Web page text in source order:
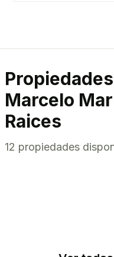
Marcelo
Raices
12 propiedades